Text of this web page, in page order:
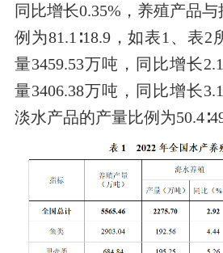
同比增长0.35%，养殖产品
例为81.1 ∶18.9，如表1、表2
量3459.53万吨，同比增长
量3406.38万吨，同比增长
淡水产品的产量比例为50.4∶